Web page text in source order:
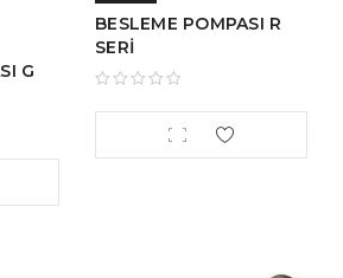
G
BESLEME POMPASI R
SERİ